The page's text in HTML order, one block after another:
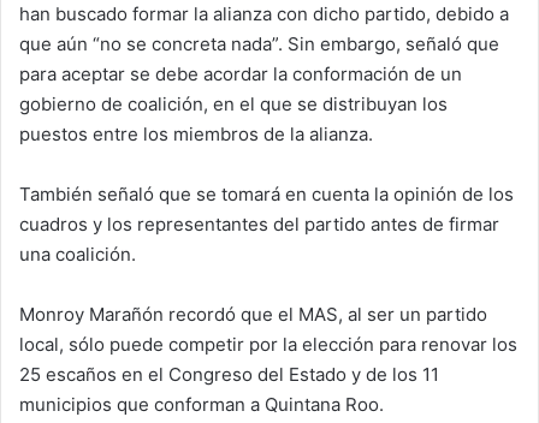
han buscado formar la alianza con dicho partido, debido a
que aún “no se concreta nada”. Sin embargo, señaló que
para aceptar se debe acordar la conformación de un
gobierno de coalición, en el que se distribuyan los
puestos entre los miembros de la alianza.
También señaló que se tomará en cuenta la opinión de los
cuadros y los representantes del partido antes de firmar
una coalición.
Monroy Marañón recordó que el MAS, al ser un partido
local, sólo puede competir por la elección para renovar los
25 escaños en el Congreso del Estado y de los 11
municipios que conforman a Quintana Roo.